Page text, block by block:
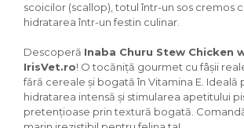
scoicilor (scallop), totul într-un sos cremos
hidratarea într-un festin culinar.
Descoperă Inaba Churu Stew Chicken
IrisVet.ro! O tocăniță gourmet cu fâșii
fără cereale și bogată în Vitamina E. Ideală
hidratarea intensă și stimularea apetitului
pretențioase prin textură bogată.